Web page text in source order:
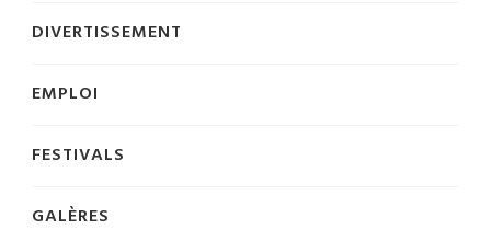
DIVERTISSEMENT
EMPLOI
FESTIVALS
GALÈRES